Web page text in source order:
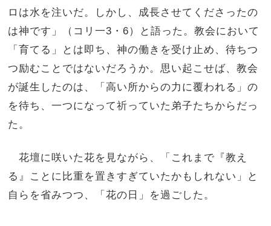
ロは水を注いだ。しかし、成長させてくださったの
は神です」（コリ一3・6）と語った。教会において
「育てる」とは即ち、神の働きを受け止め、待ちつ
つ励むことではないだろうか。思い起こせば、教会
が誕生したのは、「高い所からの力に覆われる」の
を待ち、一つになって祈っていた弟子たちからだっ
た。
花壇に咲いた花を見ながら、「これまで『教え
る』ことに比重を置きすぎていたかもしれない」と
自らを省みつつ、「花の日」を過ごした。